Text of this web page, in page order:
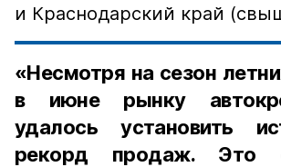
и Краснодарский край
«Несмотря на сезон
в июне рынку
удалось установить
рекорд продаж. Это